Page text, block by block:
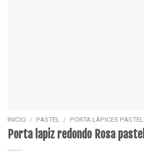
INICIO / PASTEL / PORTA LÁPICES PASTEL
Porta lapiz redondo Rosa pastel